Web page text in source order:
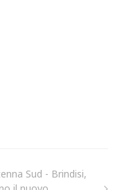
Sud - Brindisi,